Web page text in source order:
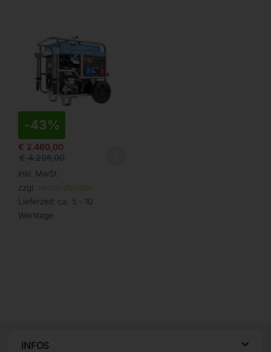
-43%
€ 2.460,00
€4.296,00
inkl. MwSt.
zzgl. Versandkosten
Lieferzeit: ca. 5 - 10
Werktage
INFOS